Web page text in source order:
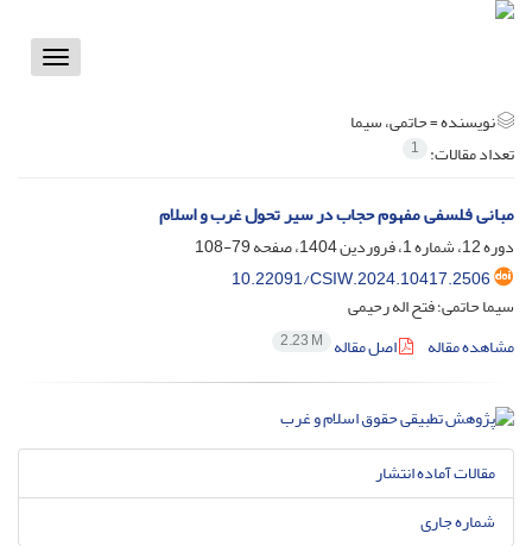
Toggle
نویسنده =حاتمی، سیما
تعداد مقالات: 1
مبانی فلسفی مفهوم حجاب در سیر تحول غرب و اسلام
دوره 12، شماره 1، فروردین 1404، صفحه
79-108
10.22091/CSIW.2024.10417.2506
سیما حاتمی؛ فتح اله رحیمی
مشاهده مقاله
اصل مقاله 2.23 M
مقالات آماده انتشار
شماره جاری